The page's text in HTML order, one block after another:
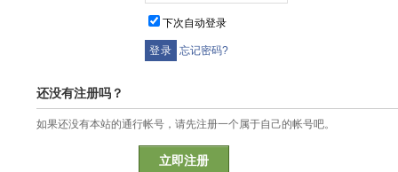
下次自动登录
忘记密码?
还没有注册吗？
如果还没有本站的通行帐号，请先注册一个属于自己的帐号吧。
立即注册